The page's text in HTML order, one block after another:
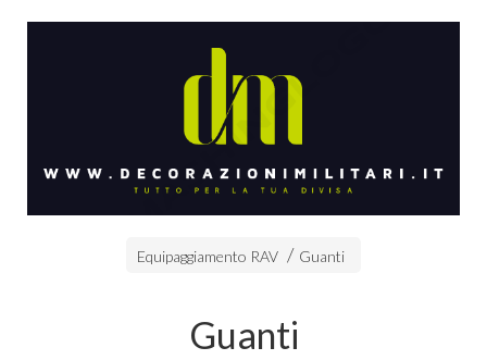
Equipaggiamento RAV Guanti
Guanti